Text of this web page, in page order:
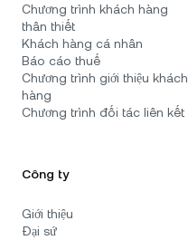
Chương trình khách hàng
thân thiết
Khách hàng cá nhân
Báo cáo thuế
Chương trình giới thiệu khách
hàng
Chương trình đối tác liên kết
Công ty
Giới thiệu
Đại sứ